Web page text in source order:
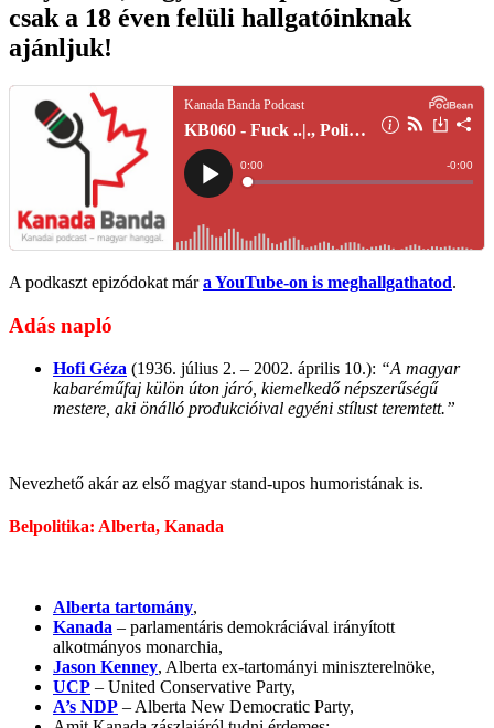
csak a 18 éven felüli hallgatóinknak
ajánljuk!
A podkaszt epizódokat mára YouTube-on is meghallgathatod.
Adás napló
Hofi Géza (1936. július 2. – 2002. április 10.): “A magyar
kabaréműfaj külön úton járó, kiemelkedő népszerűségű
mestere, aki önálló produkcióival egyéni stílust teremtett.”
Nevezhető akár az első magyar stand-upos humoristának is.
Belpolitika: Alberta, Kanada
Alberta tartomány,
Kanada – parlamentáris demokráciával irányított
alkotmányos monarchia,
Jason Kenney, Alberta ex-tartományi miniszterelnöke,
UCP – United Conservative Party,
A’s NDP – Alberta New Democratic Party,